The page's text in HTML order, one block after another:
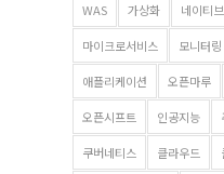
WAS 가상화 네이티브
마이크로서비스 모니터링
애플리케이션 오픈마루
오픈시프트 인공지능
쿠버네티스 클라우드